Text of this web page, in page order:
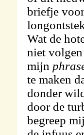
briefje
Wat de
niet
mijn
te maken
donder
door de
begreep